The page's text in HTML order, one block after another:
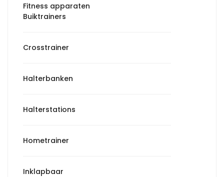
Fitness apparaten
Buiktrainers
Crosstrainer
Halterbanken
Halterstations
Hometrainer
Inklapbaar